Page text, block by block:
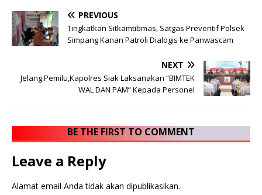
PREVIOUS
Tingkatkan Sitkamtibmas, Satgas Preventif Polsek
Simpang Kanan Patroli Dialogis ke Panwascam
NEXT
Jelang Pemilu,Kapolres Siak Laksanakan “BIMTEK
WAL DAN PAM” Kepada Personel
BE THE FIRST TO COMMENT
Leave a Reply
Alamat email Anda tidak akan dipublikasikan.